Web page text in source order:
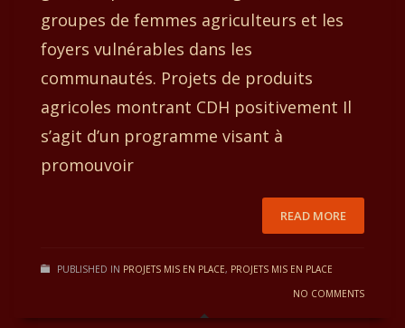
groupes de femmes agriculteurs et les
foyers vulnérables dans les
communautés. Projets de produits
agricoles montrant CDH positivement Il
s’agit d’un programme visant à
promouvoir
READ MORE
PUBLISHED IN PROJETS MIS EN PLACE, PROJETS MIS EN PLACE
NO COMMENTS